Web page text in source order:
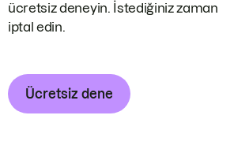
ücretsiz deneyin. İstediğiniz zaman
iptal edin.
Ücretsiz dene